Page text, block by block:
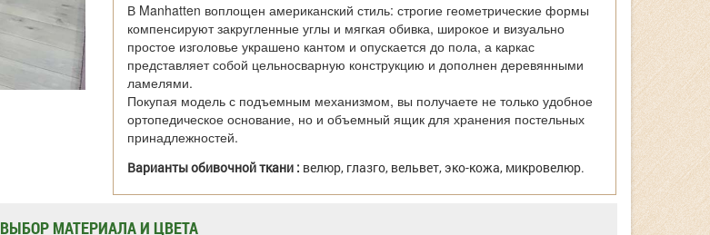
В Manhatten воплощен американский стиль: строгие геометрические формы
компенсируют закругленные углы и мягкая обивка, широкое и визуально
простое изголовье украшено кантом и опускается до пола, а каркас
представляет собой цельносварную конструкцию и дополнен деревянными
ламелями.
Покупая модель с подъемным механизмом, вы получаете не только удобное
ортопедическое основание, но и объемный ящик для хранения постельных
принадлежностей.
Варианты обивочной ткани : велюр, глазго, вельвет, эко-кожа, микровелюр.
ВЫБОР МАТЕРИАЛА И ЦВЕТА